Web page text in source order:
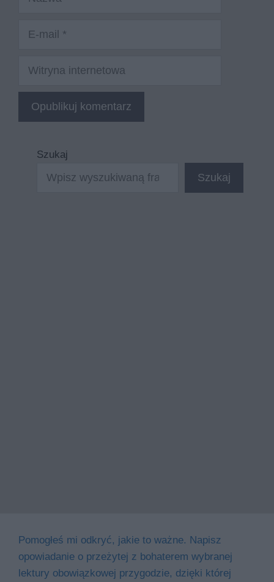
Witryna
internetowa
Szukaj
Szukaj
Pomogłeś mi odkryć, jakie to ważne. Napisz
opowiadanie o przeżytej z bohaterem wybranej
lektury obowiązkowej przygodzie, dzięki której